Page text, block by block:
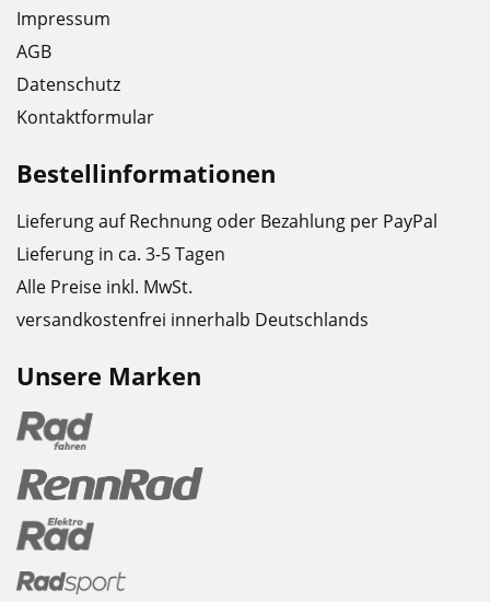
Impressum
AGB
Datenschutz
Kontaktformular
Bestellinformationen
Lieferung auf Rechnung oder Bezahlung per PayPal
Lieferung in ca. 3-5 Tagen
Alle Preise inkl. MwSt.
versandkostenfrei innerhalb Deutschlands
Unsere Marken